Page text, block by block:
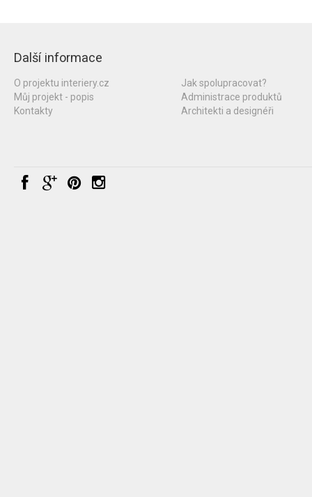
Další informace
O projektu interiery.cz
Můj projekt - popis
Kontakty
Jak spolupracovat?
Administrace produktů
Architekti a designéři